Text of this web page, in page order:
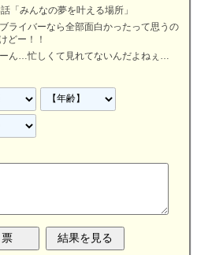
「みんなの夢を叶える場所」
ライバーなら全部面白かったって思うの
どー！！
ん…忙しくて見れてないんだよねぇ…